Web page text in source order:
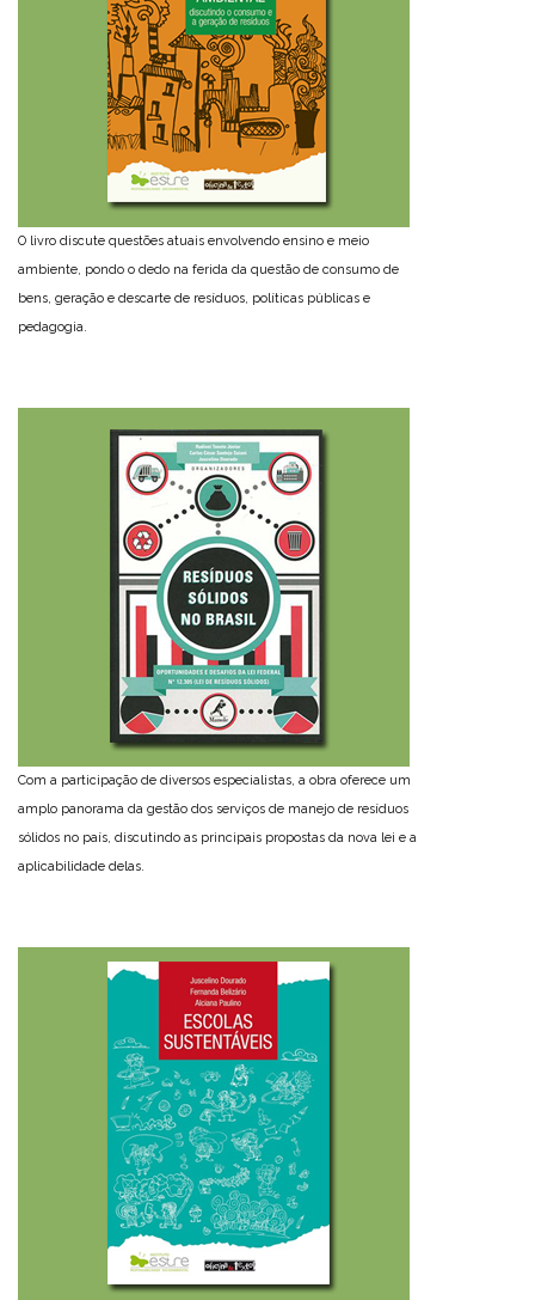
O livro discute questões atuais envolvendo ensino e meio
ambiente, pondo o dedo na ferida da questão de consumo de
bens, geração e descarte de resíduos, políticas públicas e
pedagogia.
Com a participação de diversos especialistas, a obra oferece um
amplo panorama da gestão dos serviços de manejo de resíduos
sólidos no país, discutindo as principais propostas da nova lei e a
aplicabilidade delas.